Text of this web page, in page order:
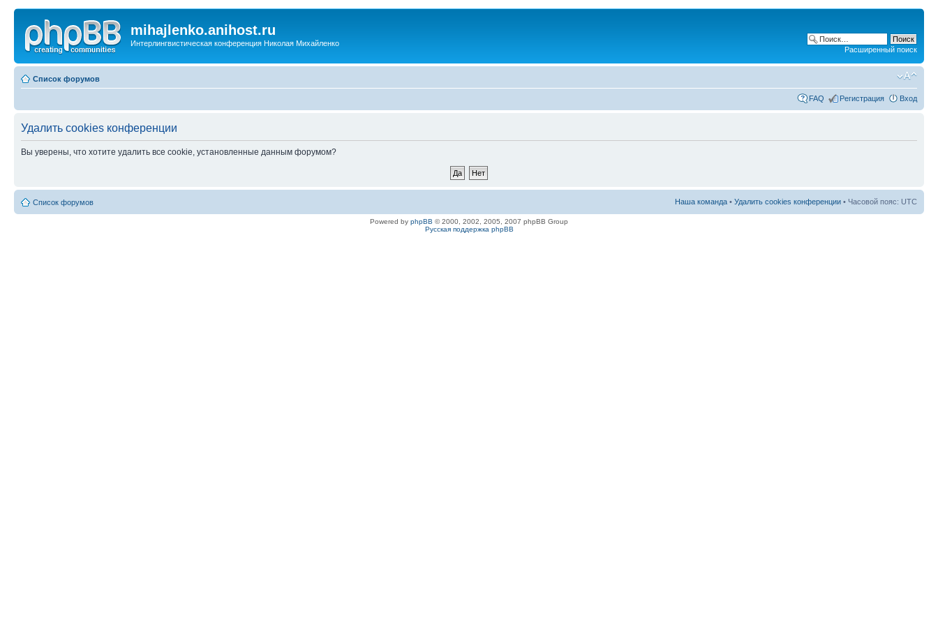
mihajlenko.anihost.ru
Интерлингвистическая конференция Николая Михайленко
Расширенный поиск
Список форумов
FAQ Регистрация Вход
Удалить cookies конференции
Вы уверены, что хотите удалить все cookie, установленные данным форумом?
Список форумов Наша команда • Удалить cookies конференции • Часовой пояс: UTC
Powered by phpBB © 2000, 2002, 2005, 2007 phpBB Group
Русская поддержка phpBB